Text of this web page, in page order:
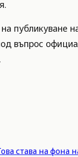
публикуване
въпрос
става на фона